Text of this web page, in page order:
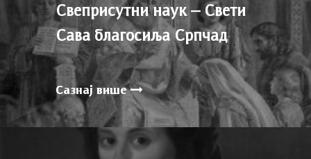
Свеприсутни наук – Свети
Сава благосиља Српчад
Сазнај више